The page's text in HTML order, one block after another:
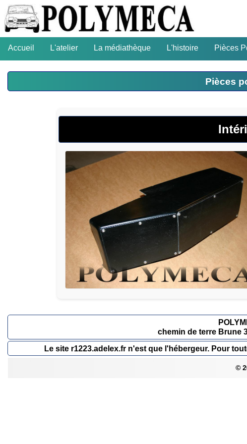
Accueil L'atelier La médiathèque L'histoire Pièces
Pièces
chemin de terre Brune
Le site r1223.adelex.fr n'est que l'hébergeur. Pour
©